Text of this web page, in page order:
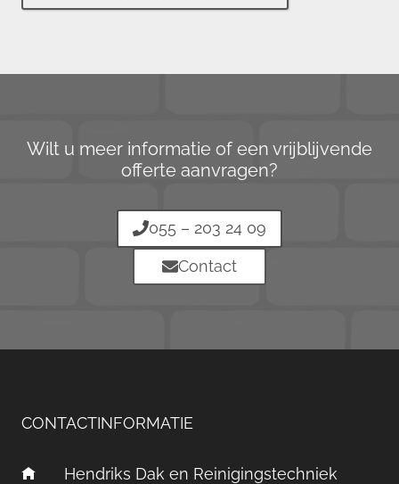
Wilt u meer informatie of een vrijblijvende
offerte aanvragen?
055 – 203 24 09
Contact
CONTACTINFORMATIE
Hendriks Dak en Reinigingstechniek